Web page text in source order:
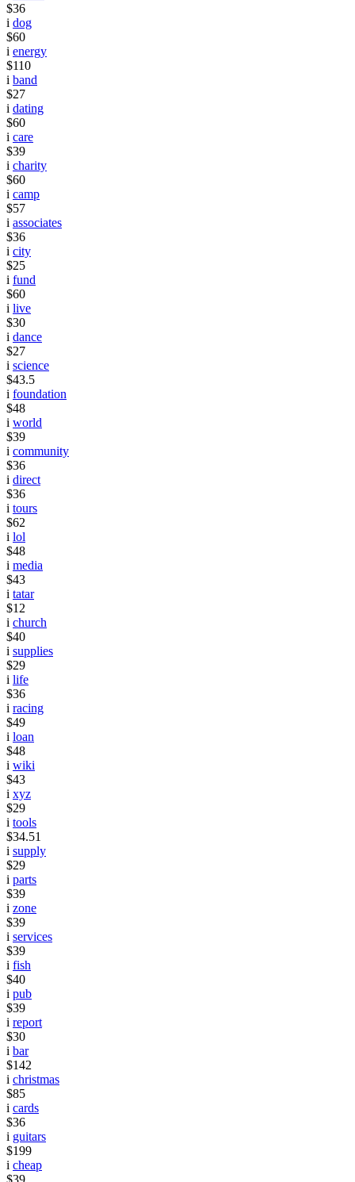
$36
i dog
$60
i energy
$110
i band
$27
i dating
$60
i care
$39
i charity
$60
i camp
$57
i associates
$36
i city
$25
i fund
$60
i live
$30
i dance
$27
i science
$43.5
i foundation
$48
i world
$39
i community
$36
i direct
$36
i tours
$62
i lol
$48
i media
$43
i tatar
$12
i church
$40
i supplies
$29
i life
$36
i racing
$49
i loan
$48
i wiki
$43
i xyz
$29
i tools
$34.51
i supply
$29
i parts
$39
i zone
$39
i services
$39
i fish
$40
i pub
$39
i report
$30
i bar
$142
i christmas
$85
i cards
$36
i guitars
$199
i cheap